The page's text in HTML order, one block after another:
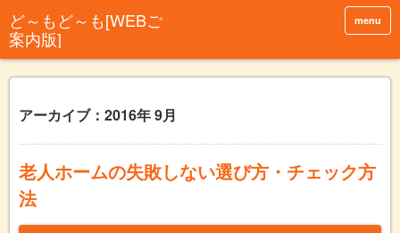
menu
アーカイブ：2016年 9月
老人ホームの失敗しない選び方・チェック方
法